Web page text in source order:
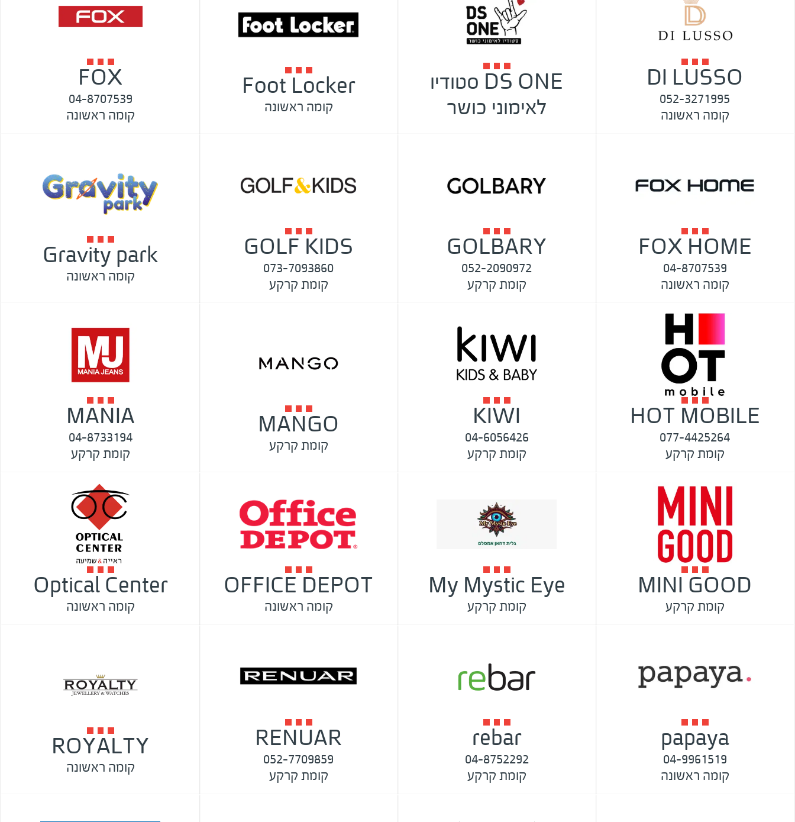
DI LUSSO
052-3271995
קומה ראשונה
DS ONE סטודיו
לאימוני כושר
Foot Locker
קומה ראשונה
FOX
04-8707539
קומה ראשונה
FOX HOME
04-8707539
קומה ראשונה
GOLBARY
052-2090972
קומת קרקע
GOLF KIDS
073-7093860
קומת קרקע
Gravity park
קומה ראשונה
HOT MOBILE
077-4425264
קומת קרקע
KIWI
04-6056426
קומת קרקע
MANGO
קומת קרקע
MANIA
04-8733194
קומת קרקע
MINI GOOD
קומת קרקע
My Mystic Eye
קומת קרקע
OFFICE DEPOT
קומה ראשונה
Optical Center
קומה ראשונה
papaya
04-9961519
קומה ראשונה
rebar
04-8752292
קומת קרקע
RENUAR
052-7709859
קומת קרקע
ROYALTY
קומה ראשונה